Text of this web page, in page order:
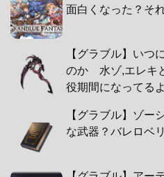
面白くなった？そ
【グラブル】いつ
のか 水ゾ,エレキ
役期間になってる
【グラブル】ゾー
な武器？バレロベ